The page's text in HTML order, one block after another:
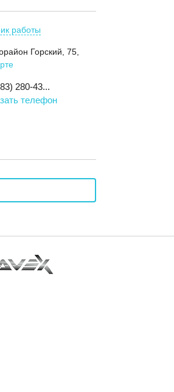
работы
Горский, 75
280-43...
телефон